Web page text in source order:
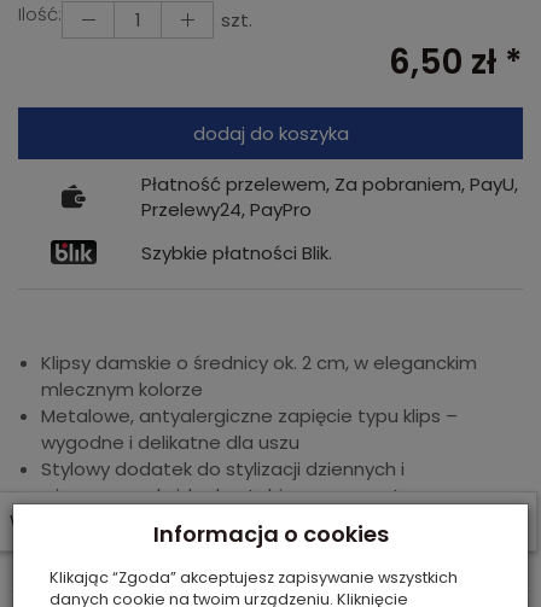
Ilość:
szt.
6,50 zł *
dodaj do koszyka
Płatność przelewem, Za pobraniem, PayU,
Przelewy24, PayPro
Szybkie płatności Blik.
Klipsy damskie o średnicy ok. 2 cm, w eleganckim
mlecznym kolorze
Metalowe, antyalergiczne zapięcie typu klips –
wygodne i delikatne dla uszu
Stylowy dodatek do stylizacji dziennych i
wieczorowych, idealne także na prezent
W ostatnich 30 dniach produktem interesują się
Informacja o cookies
Klikając “Zgoda” akceptujesz zapisywanie wszystkich
danych cookie na twoim urządzeniu. Kliknięcie